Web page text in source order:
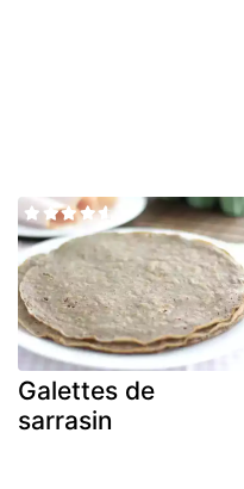
Galettes de
sarrasin